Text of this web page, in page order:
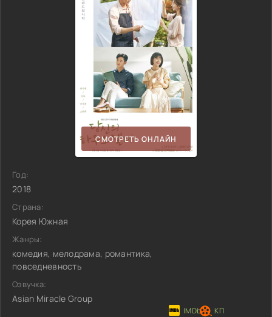
СМОТРЕТЬ ОНЛАЙН
Год:
2018
Страна:
Корея Южная
Жанры:
комедия, мелодрама, романтика,
повседневность
Озвучка:
Asian Miracle Group